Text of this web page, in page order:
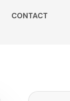
CONTACT